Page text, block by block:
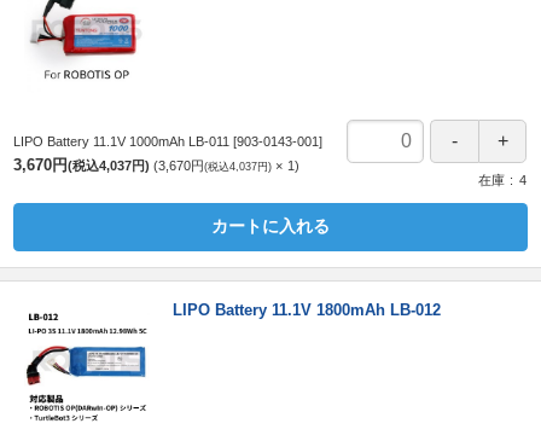
LIPO Battery 11.1V 1000mAh LB-011 [903-0143-001]
3,670円(税込4,037円) 3,670円(税込4,037円)
1
在庫
4
カートに入れる
LIPO Battery 11.1V 1800mAh LB-012